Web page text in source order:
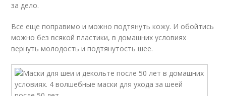
за дело.
Все еще поправимо и можно подтянуть кожу. И обойтись
можно без всякой пластики, в домашних условиях
вернуть молодость и подтянутость шее.